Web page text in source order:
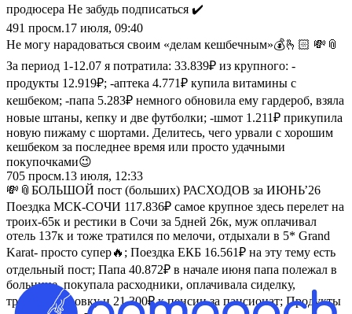
продюсера Не забудь подписаться ✔️
491 просм.17 июля, 09:40
Не могу нарадоваться своим «делам кешбечным»💰🫰🏻 💸📎
За период 1-12.07 я потратила: 33.839₽ из крупного: -
продукты 12.919₽; -аптека 4.771₽ купила витамины с
кешбеком; -папа 5.283₽ немного обновила ему гардероб, взяла
новые штаны, кепку и две футболки; -шмот 1.211₽ прикупила
новую пижаму с шортами. Делитесь, чего урвали с хорошим
кешбеком за последнее время или просто удачными
покупочками😉
705 просм.13 июля, 12:33
💸📎БОЛЬШОЙ пост (больших) РАСХОДОВ за ИЮНЬ’26
Поездка МСК-СОЧИ 117.836₽ самое крупное здесь перелет на
троих-65к и рестики в Сочи за 5дней 26к, муж оплачивал
отель 137к и тоже тратился по мелочи, отдыхали в 5* Grand
Karat- просто супер🔥; Поездка ЕКБ 16.561₽ на эту тему есть
отдельный пост; Папа 40.872₽ в начале июня папа полежал в
больнице, покупала расходники, оплачивала сиделку,
транспортировку и 21.300₽ к пенсии за пансионат; Продукты